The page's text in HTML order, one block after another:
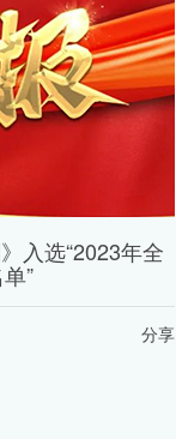
入选“2023年全
”
分享